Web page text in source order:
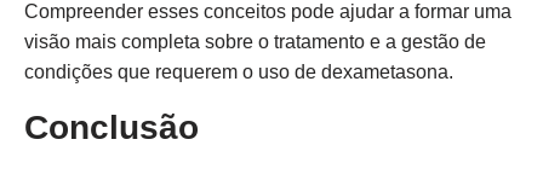
Compreender esses conceitos pode ajudar a formar uma
visão mais completa sobre o tratamento e a gestão de
condições que requerem o uso de dexametasona.
Conclusão